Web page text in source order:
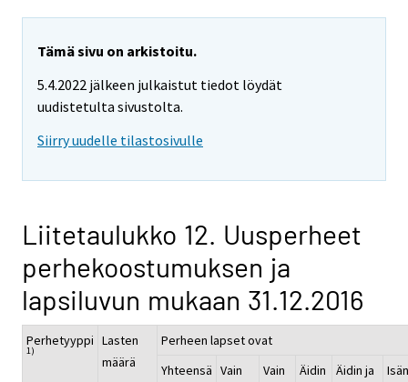
Tämä sivu on arkistoitu.
5.4.2022 jälkeen julkaistut tiedot löydät
uudistetulta sivustolta.
Siirry uudelle tilastosivulle
Liitetaulukko 12. Uusperheet
perhekoostumuksen ja
lapsiluvun mukaan 31.12.2016
Perhetyyppi
1)
Lasten
määrä
Perheen lapset ovat
Yhteensä Vain
Vain
Äidin
Äidin ja